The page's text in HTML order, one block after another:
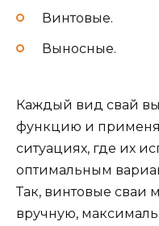
Винтовые.
Выносные.
Каждый вид свай
функцию и
ситуациях, где их
оптимальным
Так, винтовые сваи
вручную,